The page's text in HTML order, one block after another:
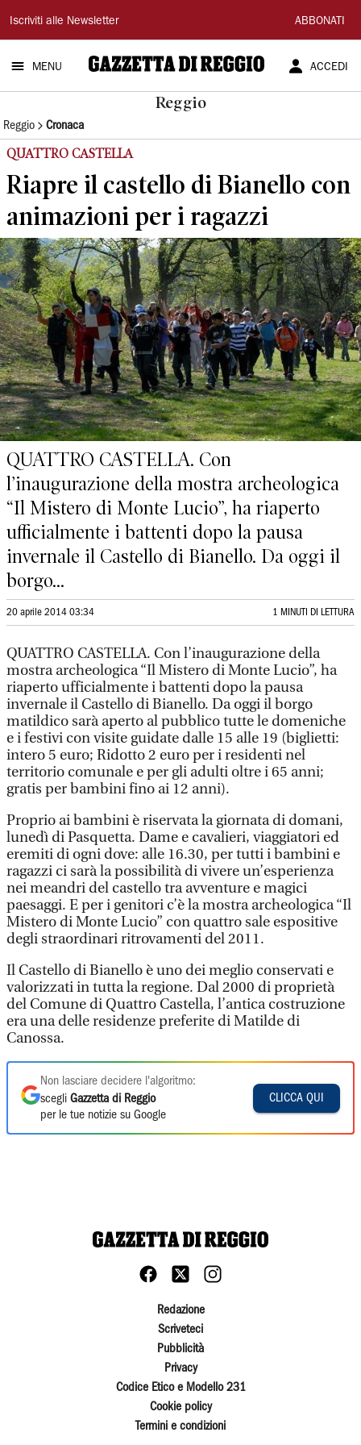
Gazzetta
di
Reggio
Iscriviti alle Newsletter ABBONATI
MENU ACCEDI
Reggio
Reggio Cronaca
QUATTRO CASTELLA
Riapre il castello di Bianello con
animazioni per i ragazzi
QUATTRO CASTELLA. Con
l’inaugurazione della mostra archeologica
“Il Mistero di Monte Lucio”, ha riaperto
ufficialmente i battenti dopo la pausa
invernale il Castello di Bianello. Da oggi il
borgo...
20 aprile 2014 03:34 1 MINUTI DI LETTURA
QUATTRO CASTELLA. Con l’inaugurazione della
mostra archeologica “Il Mistero di Monte Lucio”, ha
riaperto ufficialmente i battenti dopo la pausa
invernale il Castello di Bianello. Da oggi il borgo
matildico sarà aperto al pubblico tutte le domeniche
e i festivi con visite guidate dalle 15 alle 19 (biglietti:
intero 5 euro; Ridotto 2 euro per i residenti nel
territorio comunale e per gli adulti oltre i 65 anni;
gratis per bambini fino ai 12 anni).
Proprio ai bambini è riservata la giornata di domani,
lunedì di Pasquetta. Dame e cavalieri, viaggiatori ed
eremiti di ogni dove: alle 16.30, per tutti i bambini e
ragazzi ci sarà la possibilità di vivere un’esperienza
nei meandri del castello tra avventure e magici
paesaggi. E per i genitori c’è la mostra archeologica “Il
Mistero di Monte Lucio” con quattro sale espositive
degli straordinari ritrovamenti del 2011.
Il Castello di Bianello è uno dei meglio conservati e
valorizzati in tutta la regione. Dal 2000 di proprietà
del Comune di Quattro Castella, l’antica costruzione
era una delle residenze preferite di Matilde di
Canossa.
Non lasciare decidere l'algoritmo:
scegli Gazzetta di Reggio
per le tue notizie su Google
CLICCA QUI
Redazione
Scriveteci
Pubblicità
Privacy
Codice Etico e Modello 231
Cookie policy
Termini e condizioni